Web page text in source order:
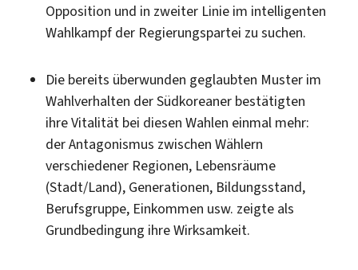
Opposition und in zweiter Linie im intelligenten
Wahlkampf der Regierungspartei zu suchen.
Die bereits überwunden geglaubten Muster im
Wahlverhalten der Südkoreaner bestätigten
ihre Vitalität bei diesen Wahlen einmal mehr:
der Antagonismus zwischen Wählern
verschiedener Regionen, Lebensräume
(Stadt/Land), Generationen, Bildungsstand,
Berufsgruppe, Einkommen usw. zeigte als
Grundbedingung ihre Wirksamkeit.